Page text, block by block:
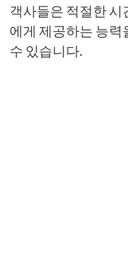
객사들은 적절한 시
에게 제공하는 능력
수 있습니다.